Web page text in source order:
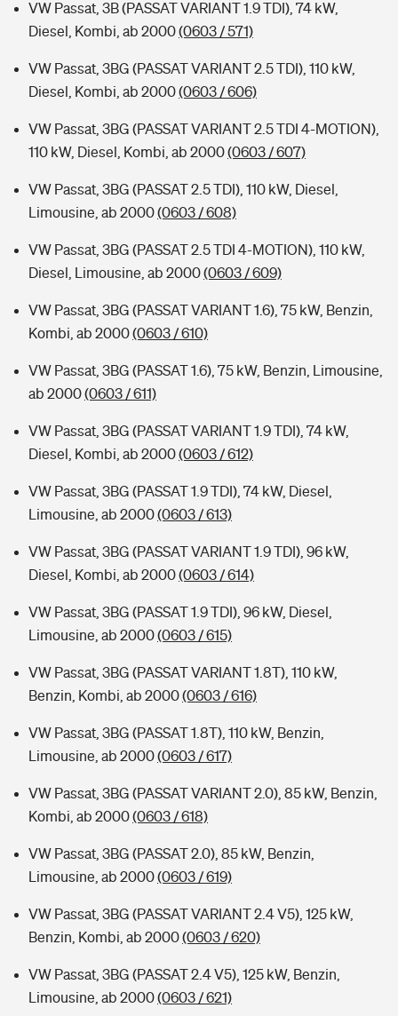
VW Passat, 3B (PASSAT VARIANT 1.9 TDI), 74 kW,
Diesel, Kombi, ab 2000(0603 / 571)
VW Passat, 3BG (PASSAT VARIANT 2.5 TDI), 110 kW,
Diesel, Kombi, ab 2000(0603 / 606)
VW Passat, 3BG (PASSAT VARIANT 2.5 TDI 4-MOTION),
110 kW, Diesel, Kombi, ab 2000(0603 / 607)
VW Passat, 3BG (PASSAT 2.5 TDI), 110 kW, Diesel,
Limousine, ab 2000(0603 / 608)
VW Passat, 3BG (PASSAT 2.5 TDI 4-MOTION), 110 kW,
Diesel, Limousine, ab 2000(0603 / 609)
VW Passat, 3BG (PASSAT VARIANT 1.6), 75 kW, Benzin,
Kombi, ab 2000(0603 / 610)
VW Passat, 3BG (PASSAT 1.6), 75 kW, Benzin, Limousine,
ab 2000(0603 / 611)
VW Passat, 3BG (PASSAT VARIANT 1.9 TDI), 74 kW,
Diesel, Kombi, ab 2000(0603 / 612)
VW Passat, 3BG (PASSAT 1.9 TDI), 74 kW, Diesel,
Limousine, ab 2000(0603 / 613)
VW Passat, 3BG (PASSAT VARIANT 1.9 TDI), 96 kW,
Diesel, Kombi, ab 2000(0603 / 614)
VW Passat, 3BG (PASSAT 1.9 TDI), 96 kW, Diesel,
Limousine, ab 2000(0603 / 615)
VW Passat, 3BG (PASSAT VARIANT 1.8T), 110 kW,
Benzin, Kombi, ab 2000(0603 / 616)
VW Passat, 3BG (PASSAT 1.8T), 110 kW, Benzin,
Limousine, ab 2000(0603 / 617)
VW Passat, 3BG (PASSAT VARIANT 2.0), 85 kW, Benzin,
Kombi, ab 2000(0603 / 618)
VW Passat, 3BG (PASSAT 2.0), 85 kW, Benzin,
Limousine, ab 2000(0603 / 619)
VW Passat, 3BG (PASSAT VARIANT 2.4 V5), 125 kW,
Benzin, Kombi, ab 2000(0603 / 620)
VW Passat, 3BG (PASSAT 2.4 V5), 125 kW, Benzin,
Limousine, ab 2000(0603 / 621)